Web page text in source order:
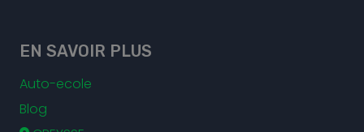
EN SAVOIR PLUS
Auto-ecole
Blog